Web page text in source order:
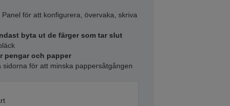
för att konfigurera, övervaka, skriva
byta ut de färger som tar slut
pengar och papper
sidorna för att minska pappersåtgången